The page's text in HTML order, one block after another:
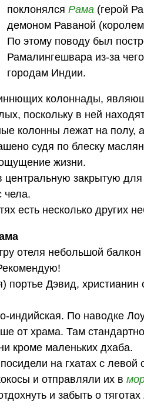
поклонялсяРама (герой
демоном Раваной
По этому поводу был
Рамалингешвара из-за
городам Индии.
колоннады,
поскольку в ней
колонны лежат на полу,
судя по блеску
жизни.
закрытую
чела.
есть несколько других
отеля небольшой
портье Дэвид,
По наводке
от храма. Там
кроме маленьких дхаба.
на гхатах с
и отправляли их в
и забыть о тяготах